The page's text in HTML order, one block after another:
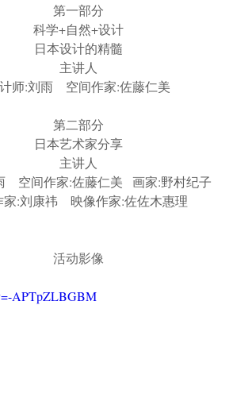
第一部分
科学+自然+设计
日本设计的精髓
主讲人
师:刘雨    空间作家:佐藤仁美
第二部分
日本艺术家分享
主讲人
空间作家:佐藤仁美   画家:野村纪子
:刘康祎    映像作家:佐佐木惠理
活动影像
APTpZLBGBM